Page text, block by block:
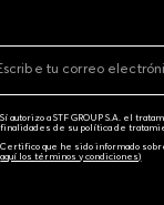
Sí autorizo a STF GROUP S.A. el
finalidades de su política de
Certifico que he sido informado
aquí los términos y condiciones)